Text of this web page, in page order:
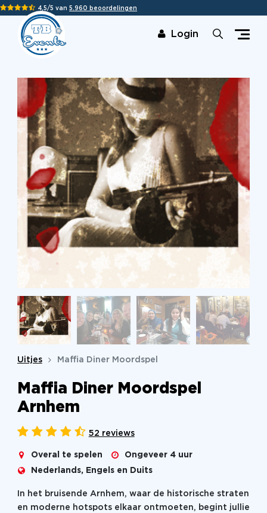
4,5/5 van 5.960 beoordelingen
Login
Uitjes Maffia Diner Moordspel
Maffia Diner Moordspel
Arnhem
52 reviews
Overal te spelen Ongeveer 4 uur
Nederlands, Engels en Duits
In het bruisende Arnhem, waar de historische straten
en moderne hotspots elkaar ontmoeten, begint jullie